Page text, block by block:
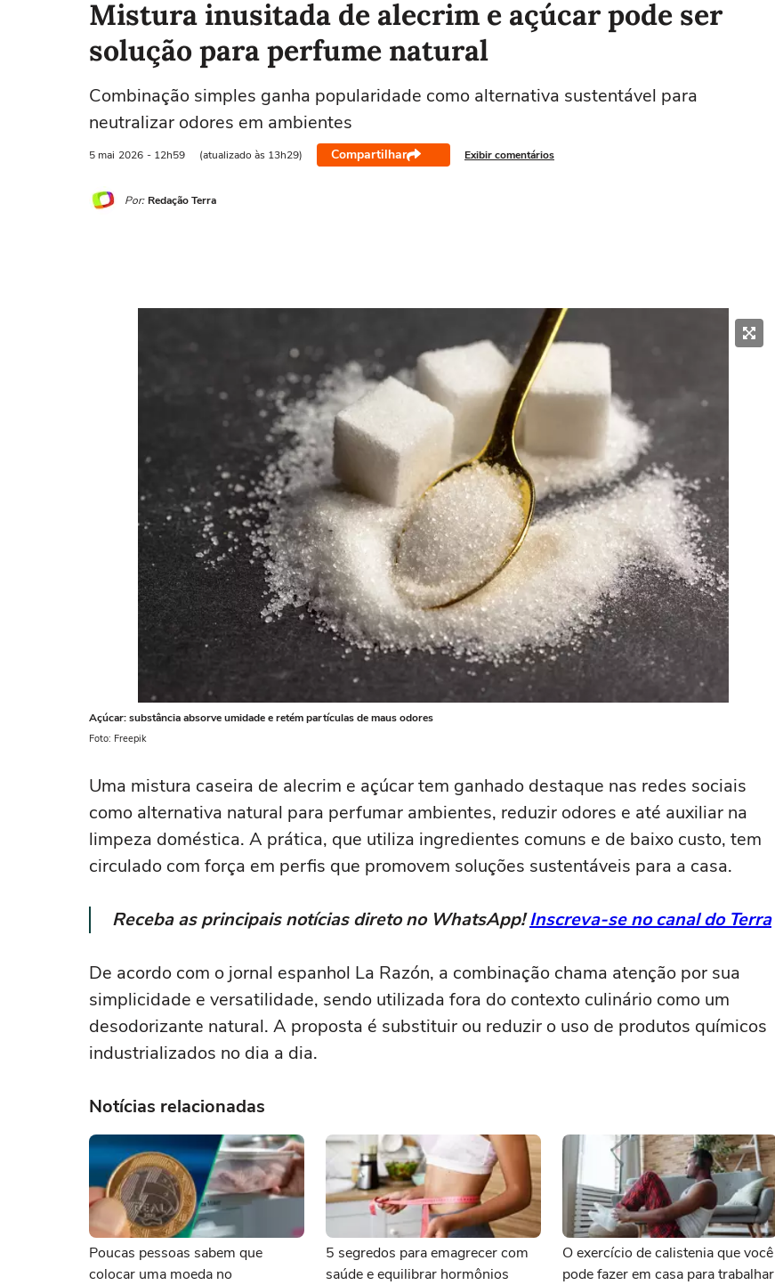
Mistura inusitada de alecrim e açúcar pode ser
solução para perfume natural
Combinação simples ganha popularidade como alternativa sustentável para
neutralizar odores em ambientes
5 mai 2026 - 12h59 (atualizado às 13h29) Compartilhar Exibir comentários
Por: Redação Terra
Açúcar: substância absorve umidade e retém partículas de maus odores
Foto: Freepik
Uma mistura caseira de alecrim e açúcar tem ganhado destaque nas redes sociais
como alternativa natural para perfumar ambientes, reduzir odores e até auxiliar na
limpeza doméstica. A prática, que utiliza ingredientes comuns e de baixo custo, tem
circulado com força em perfis que promovem soluções sustentáveis para a casa.
Receba as principais notícias direto no WhatsApp!Inscreva-se no canal do Terra
De acordo com o jornal espanhol La Razón, a combinação chama atenção por sua
simplicidade e versatilidade, sendo utilizada fora do contexto culinário como um
desodorizante natural. A proposta é substituir ou reduzir o uso de produtos químicos
industrializados no dia a dia.
Notícias relacionadas
Poucas pessoas sabem que
colocar uma moeda no
5 segredos para emagrecer com
saúde e equilibrar hormônios
O exercício de calistenia que você
pode fazer em casa para trabalhar